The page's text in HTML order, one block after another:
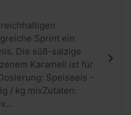
Sprint ein
Die süß-salzige
Karamell ist für
Speiseeis -
/ kg mixZutaten: